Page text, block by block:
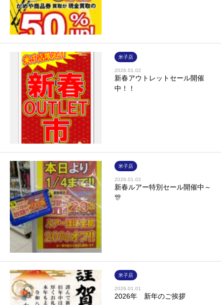
米子店
2026.01.02
新春アウトレットセール開催
中！！
米子店
2026.01.02
新春ルアー特別セール開催中～
🎊
米子店
2026.01.01
2026年 新年のご挨拶